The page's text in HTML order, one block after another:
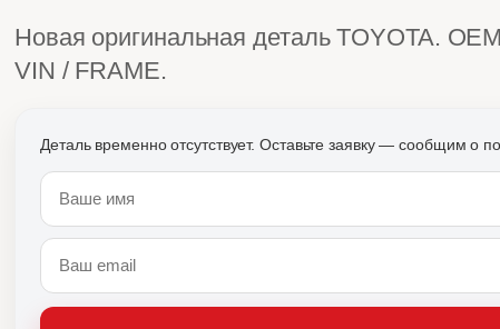
Новая оригинальная деталь TOYOTA.
VIN / FRAME.